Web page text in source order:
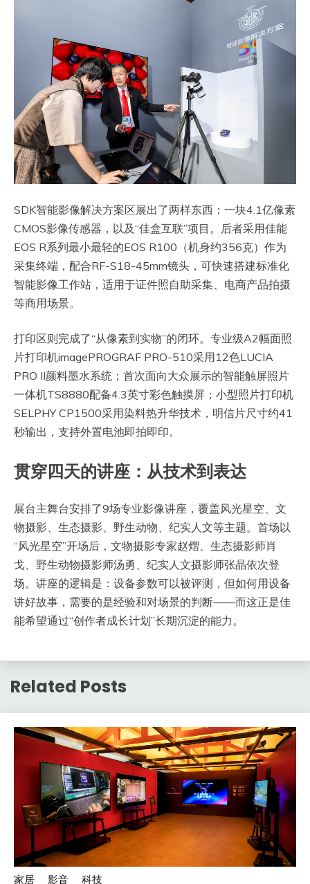
SDK智能影像解决方案区展出了两样东西：一块4.1亿像素
CMOS影像传感器，以及“佳盒互联”项目。后者采用佳能
EOS R系列最小最轻的EOS R100（机身约356克）作为
采集终端，配合RF-S18-45mm镜头，可快速搭建标准化
智能影像工作站，适用于证件照自助采集、电商产品拍摄
等商用场景。
打印区则完成了“从像素到实物”的闭环。专业级A2幅面照
片打印机imagePROGRAF PRO-510采用12色LUCIA
PRO II颜料墨水系统；首次面向大众展示的智能触屏照片
一体机TS8880配备4.3英寸彩色触摸屏；小型照片打印机
SELPHY CP1500采用染料热升华技术，明信片尺寸约41
秒输出，支持外置电池即拍即印。
贯穿四天的讲座：从技术到表达
展台主舞台安排了9场专业影像讲座，覆盖风光星空、文
物摄影、生态摄影、野生动物、纪实人文等主题。首场以
“风光星空”开场后，文物摄影专家赵熠、生态摄影师肖
戈、野生动物摄影师汤勇、纪实人文摄影师张晶依次登
场。讲座的逻辑是：设备参数可以被评测，但如何用设备
讲好故事，需要的是经验和对场景的判断——而这正是佳
能希望通过“创作者成长计划”长期沉淀的能力。
Related Posts
家居 影音 科技